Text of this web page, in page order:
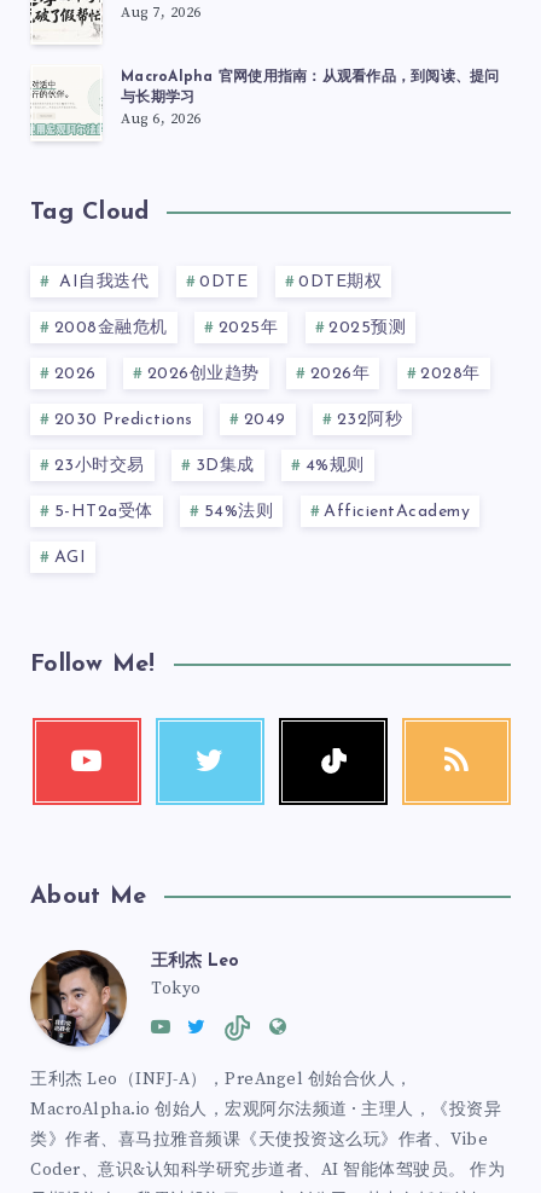
Aug 7, 2026
MacroAlpha 官网使用指南：从观看作品，到阅读、提问
与长期学习
Aug 6, 2026
Tag Cloud
AI自我迭代 0DTE 0DTE期权
2008金融危机 2025年 2025预测
2026 2026创业趋势 2026年 2028年
2030 Predictions 2049 232阿秒
23小时交易 3D集成 4%规则
5-HT2a受体 54%法则 AfficientAcademy
AGI
Follow Me!
About Me
王利杰 Leo
Tokyo
王利杰 Leo（INFJ-A），PreAngel 创始合伙人，
MacroAlpha.io 创始人，宏观阿尔法频道 · 主理人，《投资异
类》作者、喜马拉雅音频课《天使投资这么玩》作者、Vibe
Coder、意识&认知科学研究步道者、AI 智能体驾驶员。 作为